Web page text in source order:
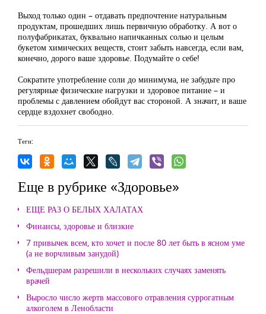
Выход только один – отдавать предпочтение натуральным
продуктам, прошедших лишь первичную обработку. А вот о
полуфабрикатах, буквально напичканных солью и целым
букетом химических веществ, стоит забыть навсегда, если вам,
конечно, дорого ваше здоровье. Подумайте о себе!
Сократите употребление соли до минимума, не забудьте про
регулярные физические нагрузки и здоровое питание – и
проблемы с давлением обойдут вас стороной. А значит, и ваше
сердце вздохнет свободно.
Теги:
Еще в рубрике «Здоровье»
ЕЩЕ РАЗ О БЕЛЫХ ХАЛАТАХ
Финансы, здоровье и близкие
7 привычек всем, кто хочет и после 80 лет быть в ясном уме
(а не ворчливым занудой)
Фельдшерам разрешили в нескольких случаях заменять
врачей
Выросло число жертв массового отравления суррогатным
алкоголем в Ленобласти